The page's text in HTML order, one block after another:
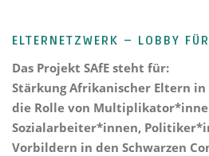
ELTERNETZWERK – LOBBY
Das Projekt SAfE steht für:
Stärkung Afrikanischer Eltern in
die Rolle von
Sozialarbeiter*innen,
Vorbildern in den Schwarzen